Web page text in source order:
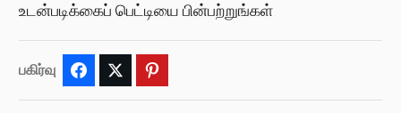
உடன்படிக்கைப் பெட்டியை பின்பற்றுங்கள்
பகிர்வு Facebook Twitter